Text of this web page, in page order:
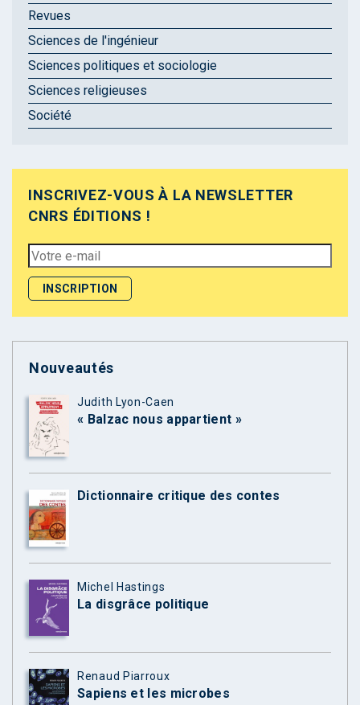
Revues
Sciences de l'ingénieur
Sciences politiques et sociologie
Sciences religieuses
Société
INSCRIVEZ-VOUS À LA NEWSLETTER
CNRS ÉDITIONS !
Nouveautés
Judith Lyon-Caen
« Balzac nous appartient »
Dictionnaire critique des contes
Michel Hastings
La disgrâce politique
Renaud Piarroux
Sapiens et les microbes